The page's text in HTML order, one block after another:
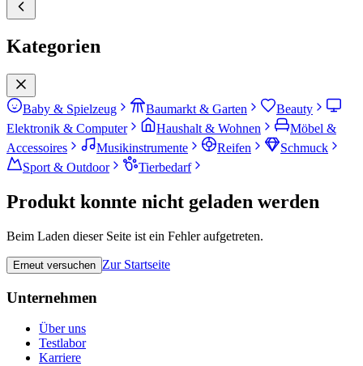
Kategorien
Baby & Spielzeug Baumarkt & Garten
Beauty
Elektronik & Computer
Haushalt & Wohnen
Möbel &
Accessoires
Musikinstrumente Reifen
Schmuck
Sport & Outdoor
Tierbedarf
Produkt konnte nicht geladen werden
Beim Laden dieser Seite ist ein Fehler aufgetreten.
Erneut versuchen Zur Startseite
Unternehmen
Über uns
Testlabor
Karriere